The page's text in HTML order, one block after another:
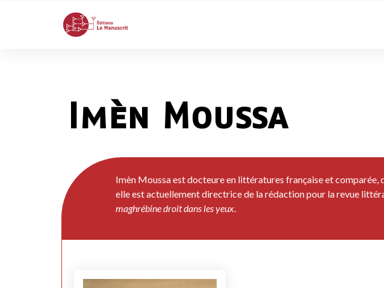
Imèn Moussa
Imèn Moussa est docteure en littératures française et
elle est actuellement directrice de la rédaction pour la revue
maghrébine droit dans les yeux.